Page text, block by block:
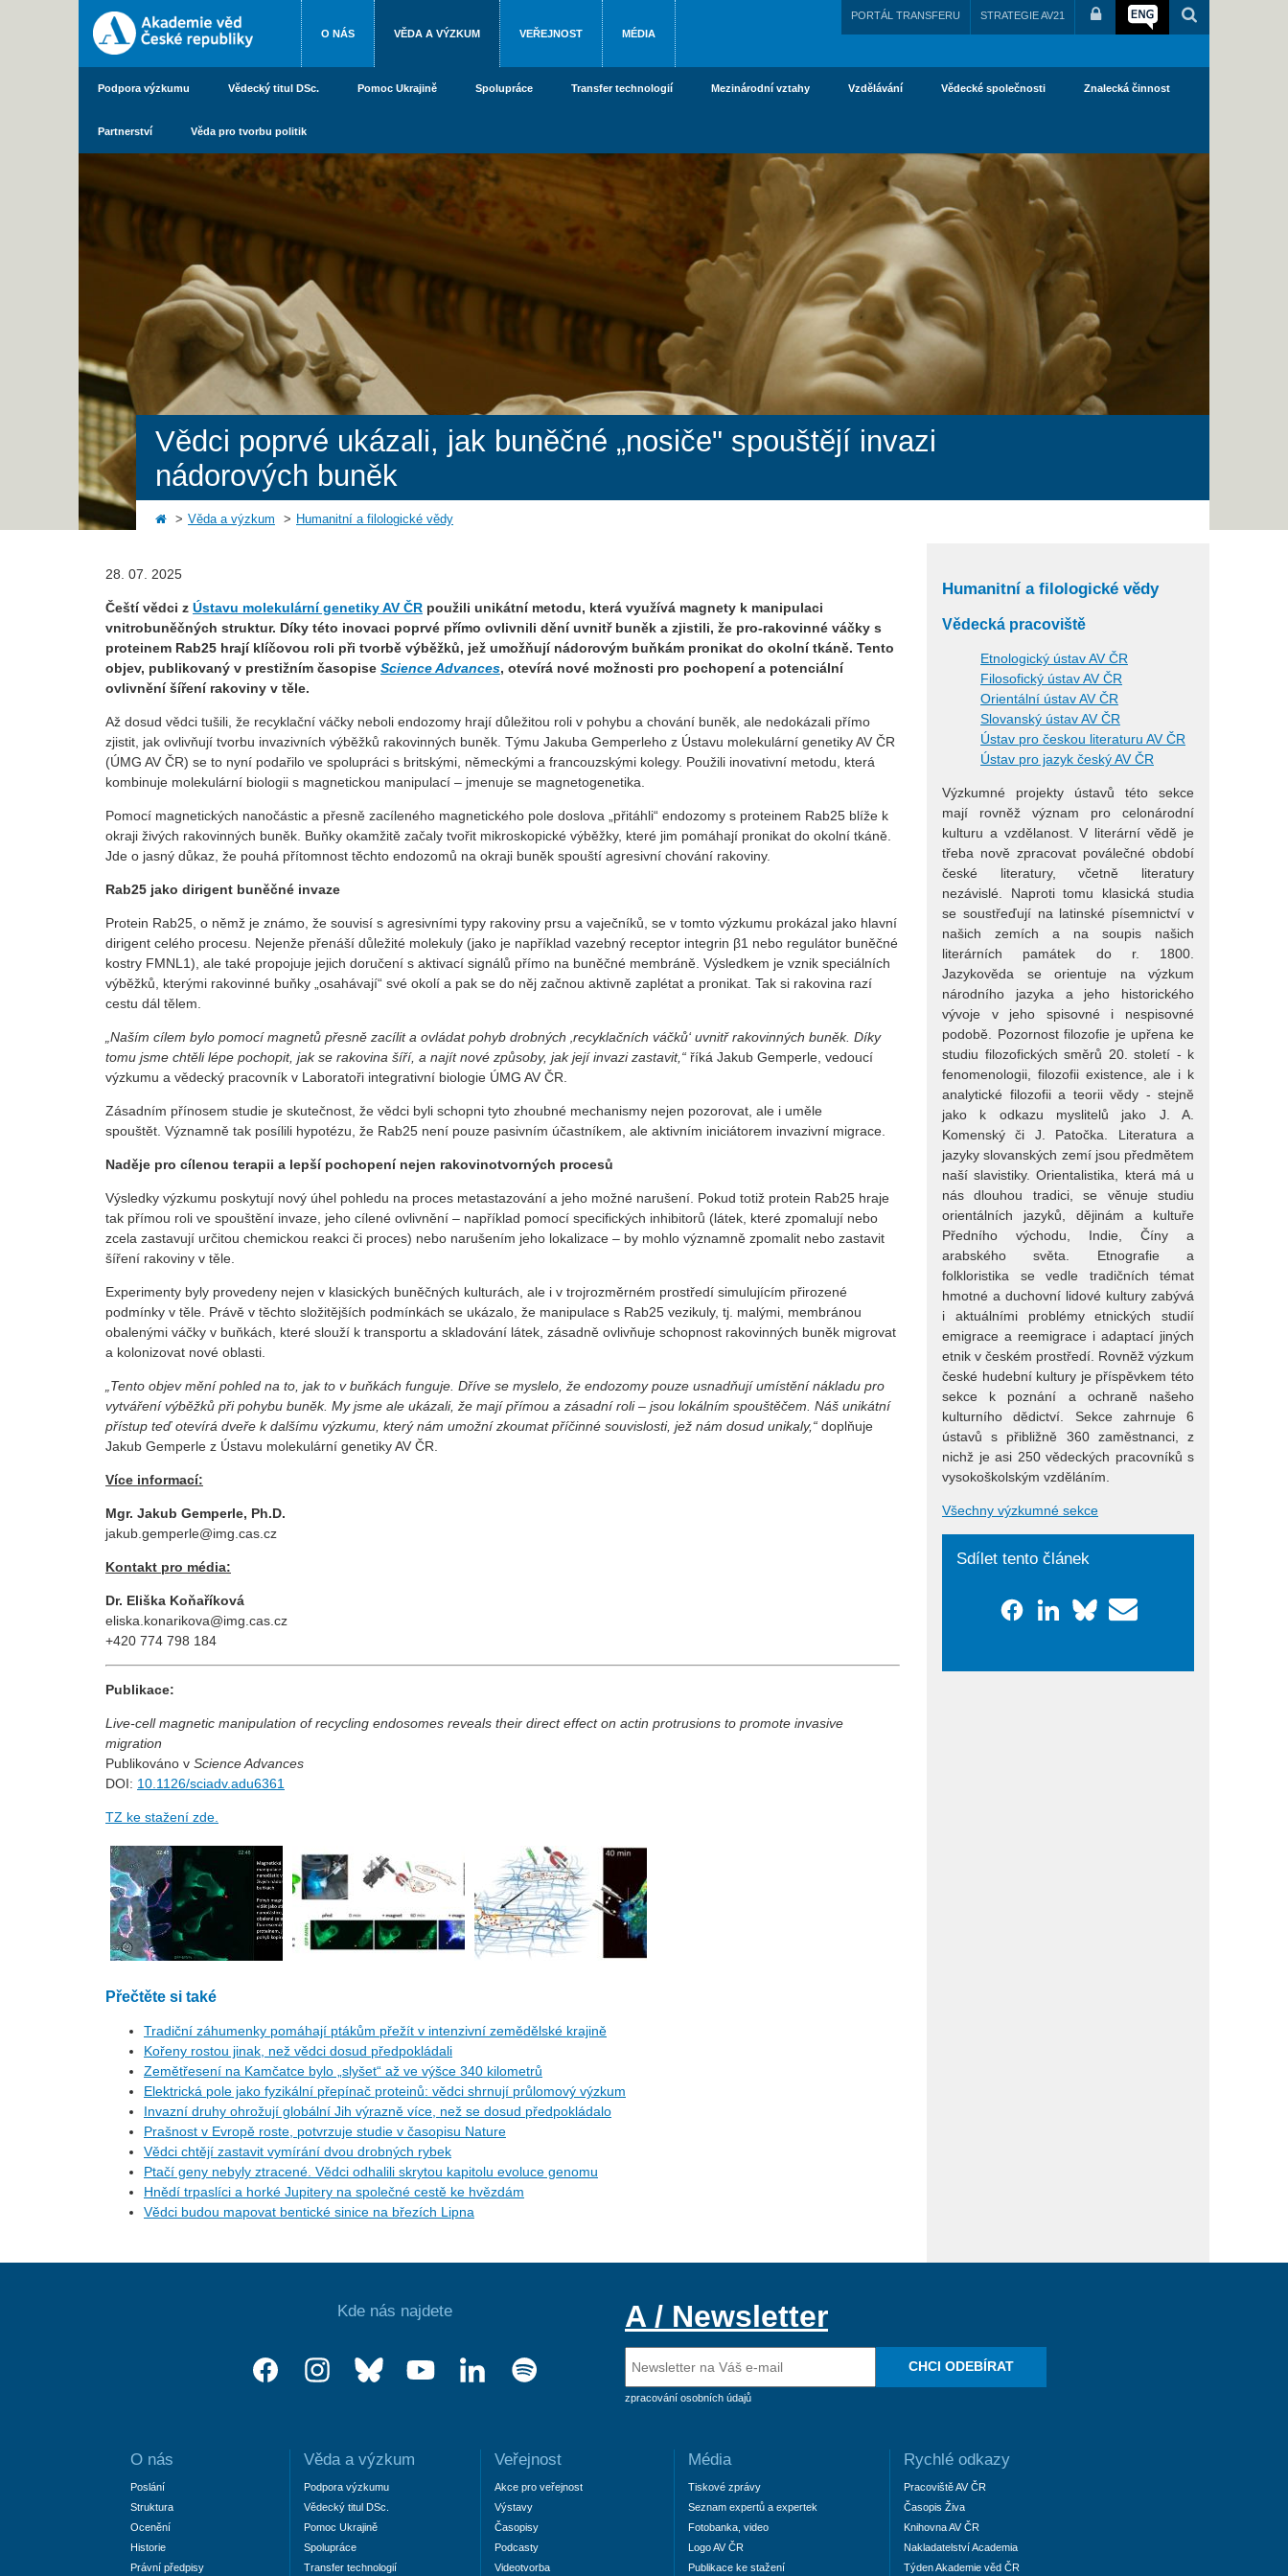
O NÁS VĚDA A VÝZKUM VEŘEJNOST MÉDIA
PORTÁL TRANSFERU STRATEGIE AV21
Podpora výzkumu Vědecký titul DSc. Pomoc Ukrajině Spolupráce Transfer technologií Mezinárodní vztahy Vzdělávání Vědecké společnosti Znalecká činnost
Partnerství Věda pro tvorbu politik
Vědci poprvé ukázali, jak buněčné „nosiče" spouštějí invazi
nádorových buněk
Věda a výzkum Humanitní a filologické vědy
28. 07. 2025
Čeští vědci z Ústavu molekulární genetiky AV ČR použili unikátní metodu, která využívá magnety k manipulaci
vnitrobuněčných struktur. Díky této inovaci poprvé přímo ovlivnili dění uvnitř buněk a zjistili, že pro-rakovinné váčky s
proteinem Rab25 hrají klíčovou roli při tvorbě výběžků, jež umožňují nádorovým buňkám pronikat do okolní tkáně. Tento
objev, publikovaný v prestižním časopise Science Advances, otevírá nové možnosti pro pochopení a potenciální
ovlivnění šíření rakoviny v těle.
Až dosud vědci tušili, že recyklační váčky neboli endozomy hrají důležitou roli v pohybu a chování buněk, ale nedokázali přímo
zjistit, jak ovlivňují tvorbu invazivních výběžků rakovinných buněk. Týmu Jakuba Gemperleho z Ústavu molekulární genetiky AV ČR
(ÚMG AV ČR) se to nyní podařilo ve spolupráci s britskými, německými a francouzskými kolegy. Použili inovativní metodu, která
kombinuje molekulární biologii s magnetickou manipulací – jmenuje se magnetogenetika.
Pomocí magnetických nanočástic a přesně zacíleného magnetického pole doslova „přitáhli“ endozomy s proteinem Rab25 blíže k
okraji živých rakovinných buněk. Buňky okamžitě začaly tvořit mikroskopické výběžky, které jim pomáhají pronikat do okolní tkáně.
Jde o jasný důkaz, že pouhá přítomnost těchto endozomů na okraji buněk spouští agresivní chování rakoviny.
Rab25 jako dirigent buněčné invaze
Protein Rab25, o němž je známo, že souvisí s agresivními typy rakoviny prsu a vaječníků, se v tomto výzkumu prokázal jako hlavní
dirigent celého procesu. Nejenže přenáší důležité molekuly (jako je například vazebný receptor integrin β1 nebo regulátor buněčné
kostry FMNL1), ale také propojuje jejich doručení s aktivací signálů přímo na buněčné membráně. Výsledkem je vznik speciálních
výběžků, kterými rakovinné buňky „osahávají“ své okolí a pak se do něj začnou aktivně zaplétat a pronikat. Tak si rakovina razí
cestu dál tělem.
„Naším cílem bylo pomocí magnetů přesně zacílit a ovládat pohyb drobných ‚recyklačních váčků‘ uvnitř rakovinných buněk. Díky
tomu jsme chtěli lépe pochopit, jak se rakovina šíří, a najít nové způsoby, jak její invazi zastavit,“ říká Jakub Gemperle, vedoucí
výzkumu a vědecký pracovník v Laboratoři integrativní biologie ÚMG AV ČR.
Zásadním přínosem studie je skutečnost, že vědci byli schopni tyto zhoubné mechanismy nejen pozorovat, ale i uměle
spouštět. Významně tak posílili hypotézu, že Rab25 není pouze pasivním účastníkem, ale aktivním iniciátorem invazivní migrace.
Naděje pro cílenou terapii a lepší pochopení nejen rakovinotvorných procesů
Výsledky výzkumu poskytují nový úhel pohledu na proces metastazování a jeho možné narušení. Pokud totiž protein Rab25 hraje
tak přímou roli ve spouštění invaze, jeho cílené ovlivnění – například pomocí specifických inhibitorů (látek, které zpomalují nebo
zcela zastavují určitou chemickou reakci či proces) nebo narušením jeho lokalizace – by mohlo významně zpomalit nebo zastavit
šíření rakoviny v těle.
Experimenty byly provedeny nejen v klasických buněčných kulturách, ale i v trojrozměrném prostředí simulujícím přirozené
podmínky v těle. Právě v těchto složitějších podmínkách se ukázalo, že manipulace s Rab25 vezikuly, tj. malými, membránou
obalenými váčky v buňkách, které slouží k transportu a skladování látek, zásadně ovlivňuje schopnost rakovinných buněk migrovat
a kolonizovat nové oblasti.
„Tento objev mění pohled na to, jak to v buňkách funguje. Dříve se myslelo, že endozomy pouze usnadňují umístění nákladu pro
vytváření výběžků při pohybu buněk. My jsme ale ukázali, že mají přímou a zásadní roli – jsou lokálním spouštěčem. Náš unikátní
přístup teď otevírá dveře k dalšímu výzkumu, který nám umožní zkoumat příčinné souvislosti, jež nám dosud unikaly,“ doplňuje
Jakub Gemperle z Ústavu molekulární genetiky AV ČR.
Více informací:
Mgr. Jakub Gemperle, Ph.D.
jakub.gemperle@img.cas.cz
Kontakt pro média:
Dr. Eliška Koňaříková
eliska.konarikova@img.cas.cz
+420 774 798 184
Publikace:
Live-cell magnetic manipulation of recycling endosomes reveals their direct effect on actin protrusions to promote invasive
migration
Publikováno v Science Advances
DOI: 10.1126/sciadv.adu6361
TZ ke stažení zde.
Přečtěte si také
Tradiční záhumenky pomáhají ptákům přežít v intenzivní zemědělské krajině
Kořeny rostou jinak, než vědci dosud předpokládali
Zemětřesení na Kamčatce bylo „slyšet“ až ve výšce 340 kilometrů
Elektrická pole jako fyzikální přepínač proteinů: vědci shrnují průlomový výzkum
Invazní druhy ohrožují globální Jih výrazně více, než se dosud předpokládalo
Prašnost v Evropě roste, potvrzuje studie v časopisu Nature
Vědci chtějí zastavit vymírání dvou drobných rybek
Ptačí geny nebyly ztracené. Vědci odhalili skrytou kapitolu evoluce genomu
Hnědí trpaslíci a horké Jupitery na společné cestě ke hvězdám
Vědci budou mapovat bentické sinice na březích Lipna
Humanitní a filologické vědy
Vědecká pracoviště
Etnologický ústav AV ČR
Filosofický ústav AV ČR
Orientální ústav AV ČR
Slovanský ústav AV ČR
Ústav pro českou literaturu AV ČR
Ústav pro jazyk český AV ČR
Výzkumné projekty ústavů této sekce
mají rovněž význam pro celonárodní
kulturu a vzdělanost. V literární vědě je
třeba nově zpracovat poválečné období
české literatury, včetně literatury
nezávislé. Naproti tomu klasická studia
se soustřeďují na latinské písemnictví v
našich zemích a na soupis našich
literárních památek do r. 1800.
Jazykověda se orientuje na výzkum
národního jazyka a jeho historického
vývoje v jeho spisovné i nespisovné
podobě. Pozornost filozofie je upřena ke
studiu filozofických směrů 20. století - k
fenomenologii, filozofii existence, ale i k
analytické filozofii a teorii vědy - stejně
jako k odkazu myslitelů jako J. A.
Komenský či J. Patočka. Literatura a
jazyky slovanských zemí jsou předmětem
naší slavistiky. Orientalistika, která má u
nás dlouhou tradici, se věnuje studiu
orientálních jazyků, dějinám a kultuře
Předního východu, Indie, Číny a
arabského světa. Etnografie a
folkloristika se vedle tradičních témat
hmotné a duchovní lidové kultury zabývá
i aktuálními problémy etnických studií
emigrace a reemigrace i adaptací jiných
etnik v českém prostředí. Rovněž výzkum
české hudební kultury je příspěvkem této
sekce k poznání a ochraně našeho
kulturního dědictví. Sekce zahrnuje 6
ústavů s přibližně 360 zaměstnanci, z
nichž je asi 250 vědeckých pracovníků s
vysokoškolským vzděláním.
Všechny výzkumné sekce
Sdílet tento článek
Kde nás najdete A / Newsletter
zpracování osobních údajů
CHCI ODEBÍRAT
O nás
Poslání
Struktura
Ocenění
Historie
Právní předpisy
Věda a výzkum
Podpora výzkumu
Vědecký titul DSc.
Pomoc Ukrajině
Spolupráce
Transfer technologií
Veřejnost
Akce pro veřejnost
Výstavy
Časopisy
Podcasty
Videotvorba
Média
Tiskové zprávy
Seznam expertů a expertek
Fotobanka, video
Logo AV ČR
Publikace ke stažení
Rychlé odkazy
Pracoviště AV ČR
Časopis Živa
Knihovna AV ČR
Nakladatelství Academia
Týden Akademie věd ČR